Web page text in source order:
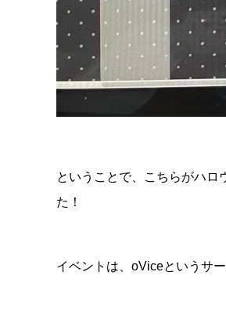
ということで、こちらがハロ
た！
イベントは、oViceというサ